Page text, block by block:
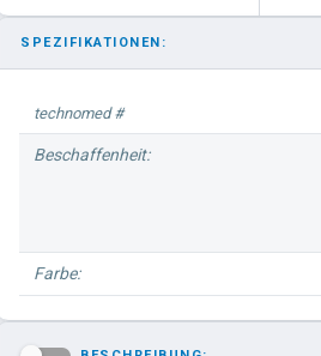
SPEZIFIKATIONEN:
technomed #
Beschaffenheit:
Farbe: